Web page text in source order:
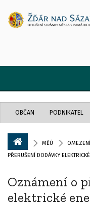
OBČAN PODNIKATEL
MĚÚ
PŘERUŠENÍ DODÁVKY
Oznámení o
elektrické